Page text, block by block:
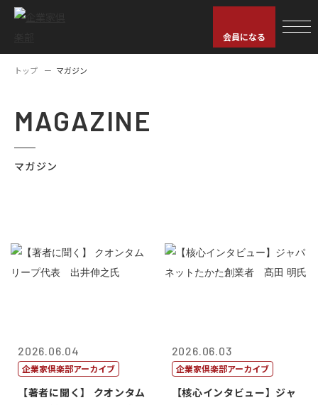
会員になる
トップ マガジン
MAGAZINE
マガジン
2026.06.04
企業家倶楽部アーカイブ
【著者に聞く】 クオンタム
2026.06.03
企業家倶楽部アーカイブ
【核心インタビュー】ジャ